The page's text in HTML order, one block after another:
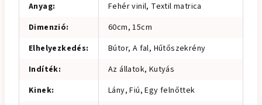
Anyag:
Fehér vinil, Textil matrica
Dimenzió:
60cm, 15cm
Elhelyezkedés:
Bútor, A fal, Hűtőszekrény
Indíték:
Az állatok, Kutyás
Kinek: Lány, Fiú, Egy felnőttek